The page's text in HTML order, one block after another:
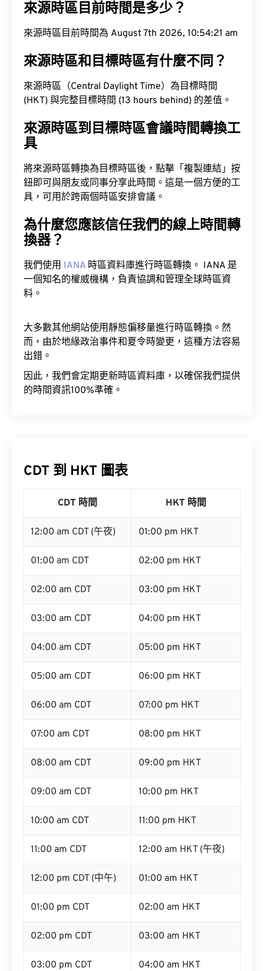
來源時區目前時間是多少？
來源時區目前時間為 August 7th 2026, 10:54:22 am
來源時區和目標時區有什麼不同？
來源時區（Central Daylight Time）為目標時間
(HKT) 與完整目標時間 (13 hours behind) 的差值。
來源時區到目標時區會議時間轉換工
具
將來源時區轉換為目標時區後，點擊「複製連結」按
鈕即可與朋友或同事分享此時間。這是一個方便的工
具，可用於跨兩個時區安排會議。
為什麼您應該信任我們的線上時間轉
換器？
我們使用 IANA 時區資料庫進行時區轉換。 IANA 是
一個知名的權威機構，負責協調和管理全球時區資
料。
大多數其他網站使用靜態偏移量進行時區轉換。然
而，由於地緣政治事件和夏令時變更，這種方法容易
出錯。
因此，我們會定期更新時區資料庫，以確保我們提供
的時間資訊100%準確。
CDT 到 HKT 圖表
CDT 時間 HKT 時間
12:00 am CDT (午夜) 01:00 pm HKT
01:00 am CDT 02:00 pm HKT
02:00 am CDT 03:00 pm HKT
03:00 am CDT 04:00 pm HKT
04:00 am CDT 05:00 pm HKT
05:00 am CDT 06:00 pm HKT
06:00 am CDT 07:00 pm HKT
07:00 am CDT 08:00 pm HKT
08:00 am CDT 09:00 pm HKT
09:00 am CDT 10:00 pm HKT
10:00 am CDT 11:00 pm HKT
11:00 am CDT 12:00 am HKT (午夜)
12:00 pm CDT (中午) 01:00 am HKT
01:00 pm CDT 02:00 am HKT
02:00 pm CDT 03:00 am HKT
03:00 pm CDT 04:00 am HKT